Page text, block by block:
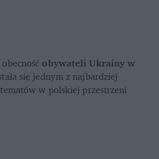
obywateli Ukrainy w
się jednym z najbardziej
w polskiej przestrzeni